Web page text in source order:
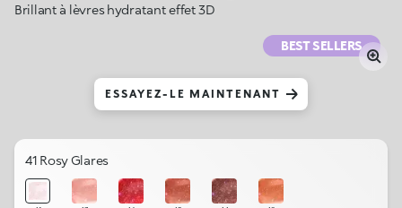
Brillant à lèvres hydratant effet 3D
BEST SELLERS
ESSAYEZ-LE MAINTENANT
41 Rosy Glares